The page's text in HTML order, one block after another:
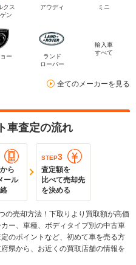
クス
ン
アウディ ミニ
ー
ランド
ローバー
輸入車
すべて
全てのメーカーを見る
車査定の流れ
ら
ール
STEP3
査定額を
比べて売却先
を決める
の売却方法！下取りより買取額が高価
ー、車種、ボディタイプ別の中古車
のポイントなど、初めて車を売る方
県から、お近くの買取店舗の情報を